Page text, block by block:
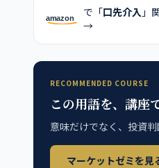
で「口先介入 」
→
RECOMMENDED COURSE
この用語を、講座
意味だけでなく、投資
マーケットゼミを